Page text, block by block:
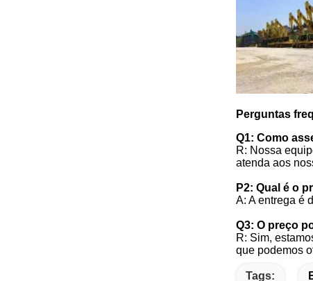
Perguntas
Q1: Como
R: Nossa
atenda aos
P2: Qual é o
A: A entrega é
Q3: O preço
R: Sim,
que podemos
Tags: